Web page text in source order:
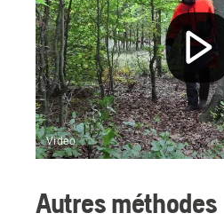
Video
Autres méthodes